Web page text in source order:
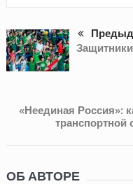
«Неединая Россия»:
транспортной
ОБ АВТОРЕ